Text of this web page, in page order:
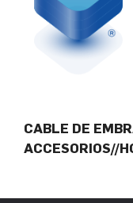
CABLE DE
ACCESORIOS//